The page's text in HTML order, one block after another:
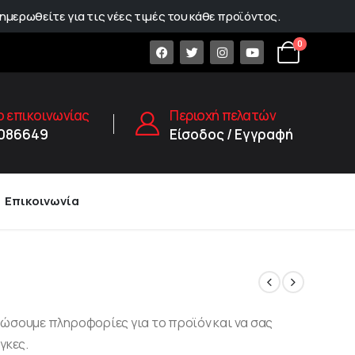
για τις νέες τιμές του κάθε προϊόντος.
0
Περιοχή πελατών
Είσοδος / Εγγραφή
Επικοινωνία
πληροφορίες για το προϊόν και να σας